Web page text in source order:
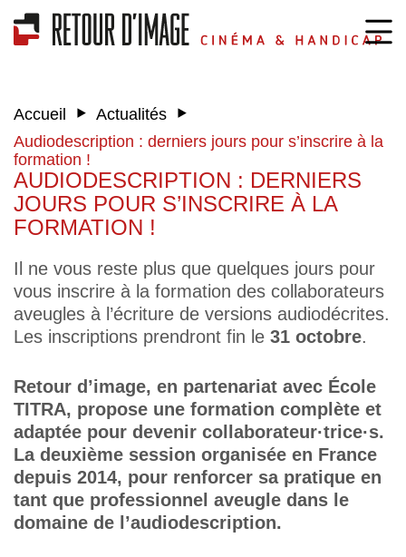
Accueil ‣ Actualités ‣
Audiodescription : derniers jours pour s’inscrire à la
formation !
AUDIODESCRIPTION : DERNIERS
JOURS POUR S’INSCRIRE À LA
FORMATION !
Il ne vous reste plus que quelques jours pour
vous inscrire à la formation des collaborateurs
aveugles à l’écriture de versions audiodécrites.
Les inscriptions prendront fin le 31 octobre.
Retour d’image, en partenariat avec École
TITRA, propose une formation complète et
adaptée pour devenir collaborateur·trice·s.
La deuxième session organisée en France
depuis 2014, pour renforcer sa pratique en
tant que professionnel aveugle dans le
domaine de l’audiodescription.